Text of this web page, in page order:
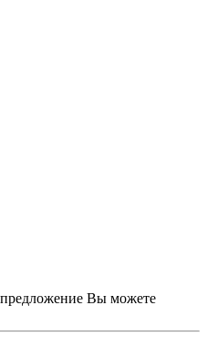
предложение Вы можете